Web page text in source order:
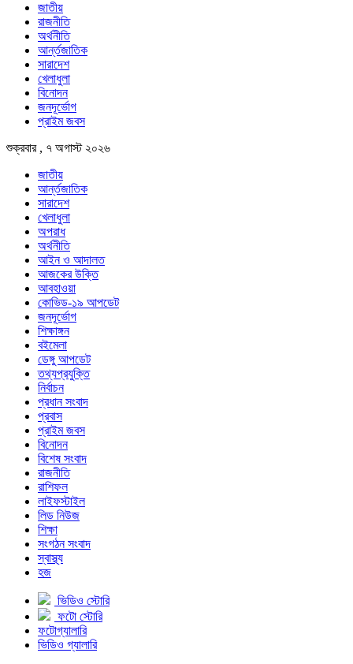
জাতীয়
রাজনীতি
অর্থনীতি
আর্ন্তজাতিক
সারাদেশ
খেলাধুলা
বিনোদন
জনদূর্ভোগ
প্রাইম জবস
শুক্রবার , ৭ অগাস্ট ২০২৬
জাতীয়
আর্ন্তজাতিক
সারাদেশ
খেলাধুলা
অপরাধ
অর্থনীতি
আইন ও আদালত
আজকের উক্তি
আবহাওয়া
কোভিড-১৯ আপডেট
জনদূর্ভোগ
শিক্ষাঙ্গন
বইমেলা
ডেঙ্গু আপডেট
তথ্যপ্রযুক্তি
নির্বাচন
প্রধান সংবাদ
প্রবাস
প্রাইম জবস
বিনোদন
বিশেষ সংবাদ
রাজনীতি
রাশিফল
লাইফস্টাইল
লিড নিউজ
শিক্ষা
সংগঠন সংবাদ
স্বাস্থ্য
হজ
ভিডিও স্টোরি
ফটো স্টোরি
ফটোগ্যালারি
ভিডিও গ্যালারি